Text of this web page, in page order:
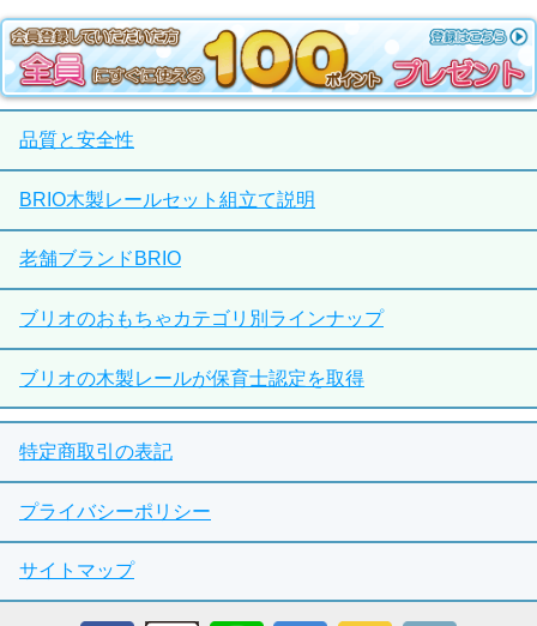
品質と安全性
BRIO木製レールセット組立て説明
老舗ブランドBRIO
ブリオのおもちゃカテゴリ別ラインナップ
ブリオの木製レールが保育士認定を取得
特定商取引の表記
プライバシーポリシー
サイトマップ